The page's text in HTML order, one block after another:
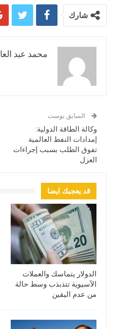
شارك
محمد عبد
السابق بوست
وكالة الطاقة الدولية:
إمدادات النفط العالمية
تفوق الطلب بسبب إجراءات
العزل
قد يعجبك ايضا
الدولار يتماسك والعملات
الآسيوية تتذبذب وسط حالة
من عدم اليقين